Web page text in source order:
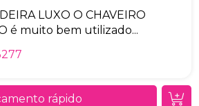
LUXO O CHAVEIRO
é muito bem utilizado...
rápido